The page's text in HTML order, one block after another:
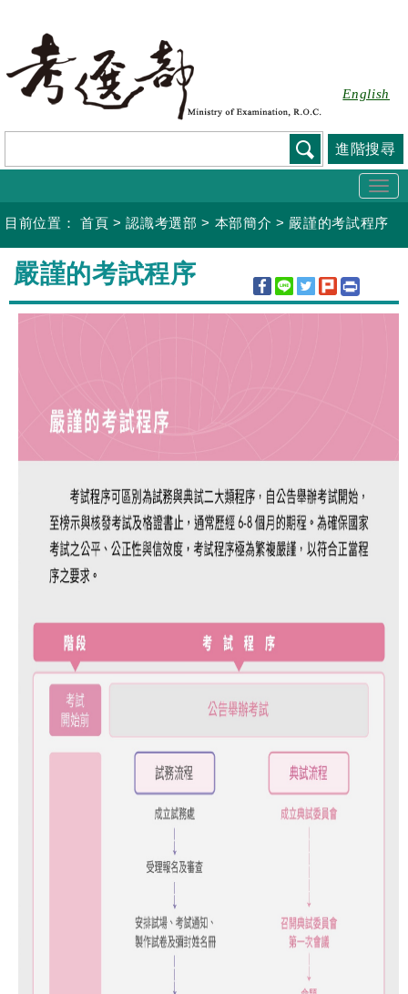
要
容
English
進階搜尋
目前位置： 首頁 >認識考選部 > 本部簡介 > 嚴謹的考試程序
:::
嚴謹的考試程序